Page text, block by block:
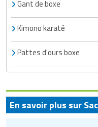
Mobilier fumeurs
Mobilier gabion
Mobilier pour cimetière
Mobilier urbain solaire
Panneaux brise vue
Outillage jardin
Panneaux et
magasin
Présentoirs pour
Matériel électrique
Mesure et contrôle
Outillage à main
Outillage électrique
Pistolet professionnel
Panneaux et
nettoyage
Poubelles et portes
Produits d'essuyage
Produits de nettoyage
professionnels
Equipement multisport
Equipement paintball
Equipement pour
Equipement pour vélo
Equipement rugby
Machines à café
Machines
Marmites
Matériel boulangerie
Matériel découpe de
Outillage BTP
Peinture
Plafond
Protections murales
Réparation de sol
Services juridiques
Téléphone portable
Téléphonie pour
Transport
Travaux agricoles
Gant de boxe
Kimono karaté
Pattes d'ours boxe
En savoir plus sur